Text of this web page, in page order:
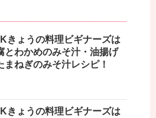
きょうの料理ビギナーズは
とわかめのみそ汁・油揚げ
まねぎのみそ汁レシピ！
きょうの料理ビギナーズは